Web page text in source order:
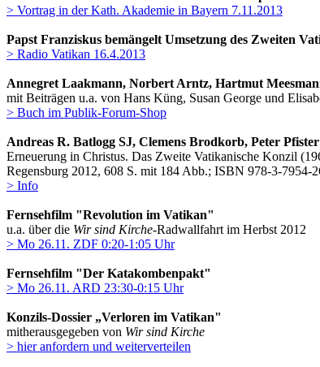
> Vortrag in der Kath. Akademie in Bayern 7.11.2013
Papst Franziskus bemängelt Umsetzung des Zweiten
> Radio Vatikan 16.4.2013
Annegret Laakmann, Norbert Arntz, Hartmut
mit Beiträgen u.a. von Hans Küng, Susan George und
> Buch im Publik-Forum-Shop
Andreas R. Batlogg SJ, Clemens Brodkorb, Peter Pfister
Erneuerung in Christus. Das Zweite Vatikanische Konzil
Regensburg 2012, 608 S. mit 184 Abb.; ISBN 978-3-7954-
> Info
Fernsehfilm "Revolution im Vatikan"
u.a. über die Wir sind Kirche-Radwallfahrt im Herbst 2012
> Mo 26.11. ZDF 0:20-1:05 Uhr
Fernsehfilm "Der Katakombenpakt"
> Mo 26.11. ARD 23:30-0:15 Uhr
Konzils-Dossier „Verloren im Vatikan"
mitherausgegeben von Wir sind Kirche
> hier anfordern und weiterverteilen